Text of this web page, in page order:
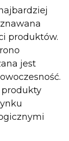
produktów.
jest
produkty